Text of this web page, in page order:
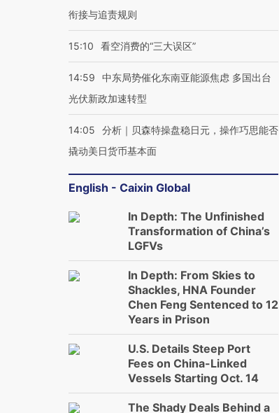
衔接与追责规则
15:10 看空消费的“三大误区”
14:59
中东局势催化东南亚能源焦虑 多国出台
光伏新政加速转型
14:05
分析｜贝森特操盘稳日元，操作巧思能否
撬动美日货币基本面
English - Caixin Global
In Depth: The Unfinished
Transformation of China’s
LGFVs
In Depth: From Skies to
Shackles, HNA Founder
Chen Feng Sentenced to 12
Years in Prison
U.S. Details Steep Port
Fees on China-Linked
Vessels Starting Oct. 14
The Shady Deals Behind a